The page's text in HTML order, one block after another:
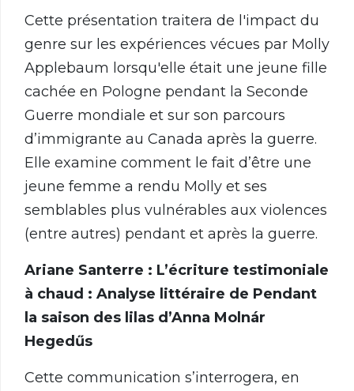
Cette présentation traitera de l'impact du
genre sur les expériences vécues par Molly
Applebaum lorsqu'elle était une jeune fille
cachée en Pologne pendant la Seconde
Guerre mondiale et sur son parcours
d’immigrante au Canada après la guerre.
Elle examine comment le fait d’être une
jeune femme a rendu Molly et ses
semblables plus vulnérables aux violences
(entre autres) pendant et après la guerre.
Ariane Santerre : L’écriture testimoniale
à chaud : Analyse littéraire de Pendant
la saison des lilas d’Anna Molnár
Hegedűs
Cette communication s’interrogera, en